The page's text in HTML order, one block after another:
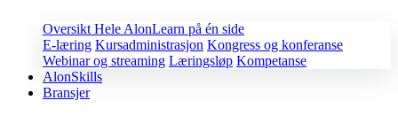
Oversikt Hele AlonLearn på én side
E-læring Kursadministrasjon Kongress og konferanse
Webinar og streaming Læringsløp Kompetanse
AlonSkills
Bransjer